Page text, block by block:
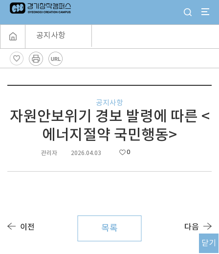
닫기
공지사항
공지사항
자원안보위기 경보 발령에 따른 <
에너지절약 국민행동>
관리자 2026.04.03 0
이전 목록 다음